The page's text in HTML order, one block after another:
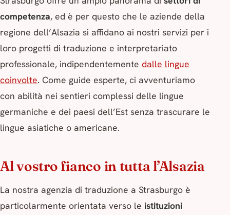
competenza, ed è per questo che le aziende della
regione dell’Alsazia si affidano ai nostri servizi per i
loro progetti di traduzione e interpretariato
professionale, indipendentemente dalle lingue
coinvolte. Come guide esperte, ci avventuriamo
con abilità nei sentieri complessi delle lingue
germaniche e dei paesi dell’Est senza trascurare le
lingue asiatiche o americane.
Al vostro fianco in tutta l’Alsazia
La nostra agenzia di traduzione a Strasburgo è
particolarmente orientata verso le istituzioni